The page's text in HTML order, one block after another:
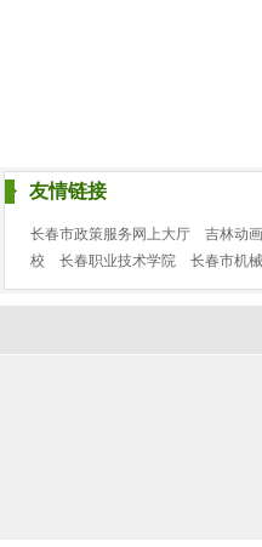
友情链接
长春市政策服务网上大厅 吉林动
校
长春职业技术学院 长春市机